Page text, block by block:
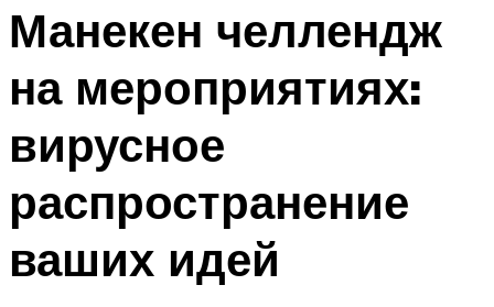
Манекен челлендж
на мероприятиях:
вирусное
распространение
ваших идей